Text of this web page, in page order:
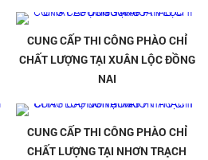
CUNG CẤP THI CÔNG PHÀO CHỈ
CHẤT LƯỢNG TẠI XUÂN LỘC ĐỒNG
NAI
CUNG CẤP THI CÔNG PHÀO CHỈ
CHẤT LƯỢNG TẠI NHƠN TRẠCH